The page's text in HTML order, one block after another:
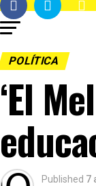
POLÍTICA
‘El
Published 7